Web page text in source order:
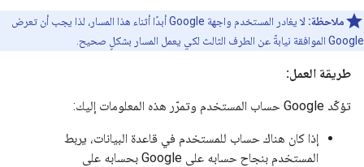
ملاحظة:
لا يغادر المستخدم واجهة Google أبدًا أثناء هذا المسار، لذا يجب أن تعرض
Google الموافقة نيابةً عن الطرف الثالث لكي يعمل المسار بشكلٍ صحيح.
طريقة العمل:
تؤكّد Google حساب المستخدم وتمرّر هذه المعلومات إليك:
إذا كان هناك حساب للمستخدم في قاعدة البيانات، يربط
المستخدم بنجاح حسابه على Google بحسابه على